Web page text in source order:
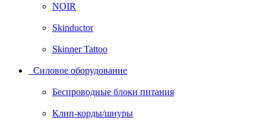
NOIR
Skinductor
Skinner Tattoo
Силовое оборудование
Беспроводные блоки питания
Клип-корды/шнуры